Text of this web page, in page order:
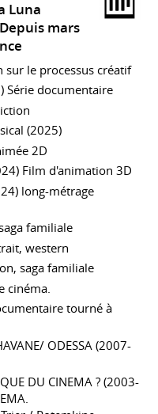
Luna
Depuis mars
sur le processus créatif
Série documentaire
(2025)
2D
Film d'animation 3D
long-métrage
familiale
western
saga familiale
cinéma.
tourné à
ODESSA (2007-
DU CINEMA ? (2003-